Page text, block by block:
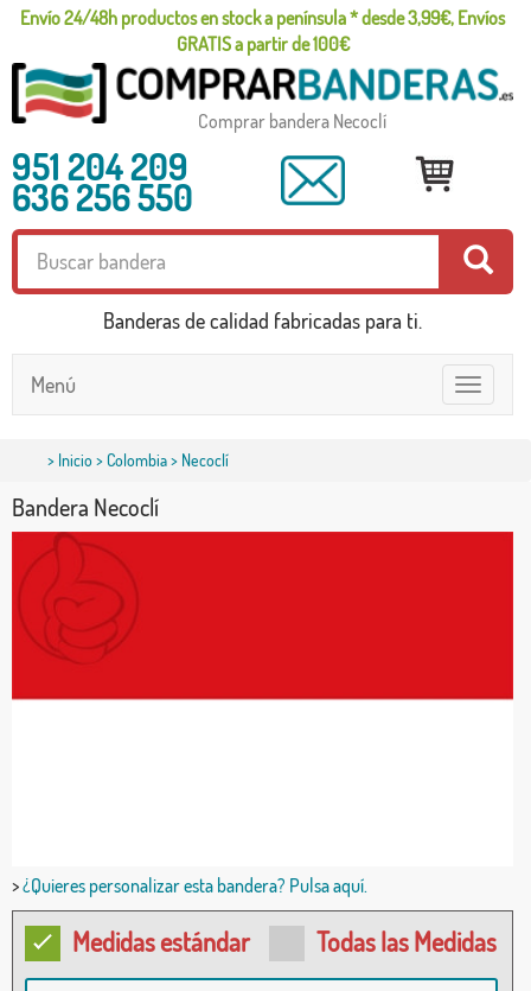
Envío 24/48h productos en stock a península * desde 3,99€, Envíos
GRATIS a partir de 100€
Comprar bandera Necoclí
951 204 209
636 256 550
Banderas de calidad fabricadas para ti.
Toggle
navigation
Menú
> Inicio>Colombia> Necoclí
Bandera Necoclí
>¿Quieres personalizar esta bandera? Pulsa aquí.
Medidas estándar Todas las Medidas